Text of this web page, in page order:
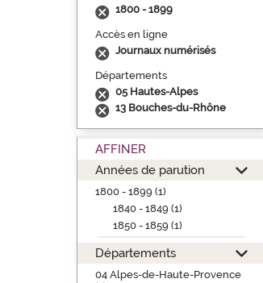
1800 - 1899
Accès en ligne
Journaux numérisés
Départements
05 Hautes-Alpes
13 Bouches-du-Rhône
AFFINER
Années de parution
1800 - 1899 (1)
1840 - 1849 (1)
1850 - 1859 (1)
Départements
04 Alpes-de-Haute-Provence